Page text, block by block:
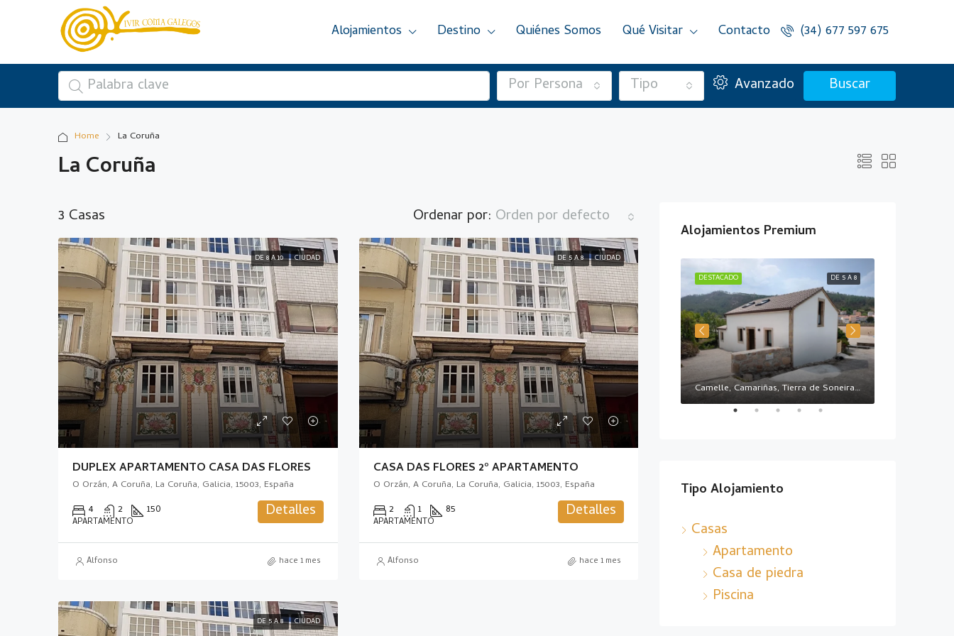
Alojamientos Destino Quiénes Somos Qué Visitar Contacto (34) 677 597 675
Por Persona Tipo Avanzado Buscar
Home La Coruña
La Coruña
3 Casas Ordenar por: Orden por defecto
DE 8 A 10 CIUDAD
DUPLEX APARTAMENTO CASA DAS FLORES
O Orzán, A Coruña, La Coruña, Galicia, 15003, España
4 2 150
APARTAMENTO Detalles
Alfonso hace 1 mes
DE 5 A 8 CIUDAD
CASA DAS FLORES 2º APARTAMENTO
O Orzán, A Coruña, La Coruña, Galicia, 15003, España
2 1 85
APARTAMENTO Detalles
Alfonso hace 1 mes
DE 5 A 8 CIUDAD
Alojamientos Premium
MÁS DE 10
DESTACADO
Corcoesto, Cabana de Bergantiños
DE 5 A 8
DESTACADO
Camelle, Camariñas, Tierra de Soneira, La Coruña, Galicia, 15121, España
Tipo Alojamiento
Casas
Apartamento
Casa de piedra
Piscina